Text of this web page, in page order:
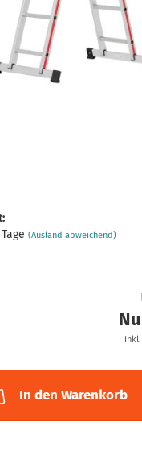
(Ausland abweichend)
inkl.
In den Warenkorb